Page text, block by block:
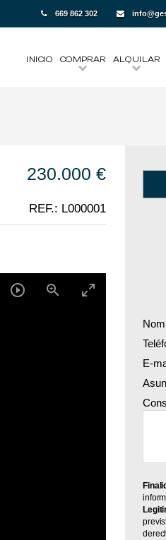
669 862 302
INICIO COMPRAR ALQUILAR
230.000 €
REF.: L000001
E-